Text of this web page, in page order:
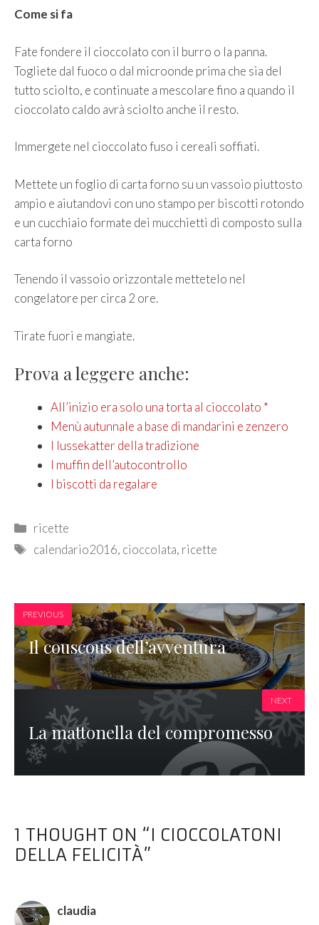
Come si fa
Fate fondere il cioccolato con il burro o la panna.
Togliete dal fuoco o dal microonde prima che sia del
tutto sciolto, e continuate a mescolare fino a quando il
cioccolato caldo avrà sciolto anche il resto.
Immergete nel cioccolato fuso i cereali soffiati.
Mettete un foglio di carta forno su un vassoio piuttosto
ampio e aiutandovi con uno stampo per biscotti rotondo
e un cucchiaio formate dei mucchietti di composto sulla
carta forno
Tenendo il vassoio orizzontale mettetelo nel
congelatore per circa 2 ore.
Tirate fuori e mangiate.
Prova a leggere anche:
All’inizio era solo una torta al cioccolato *
Menù autunnale a base di mandarini e zenzero
I lussekatter della tradizione
I muffin dell’autocontrollo
I biscotti da regalare
Categories
ricette
Tags
calendario2016, cioccolata, ricette
PREVIOUS
Il couscous dell’avventura
La mattonella del compromesso
NEXT
1 THOUGHT ON “I CIOCCOLATONI
DELLA FELICITÀ”
claudia